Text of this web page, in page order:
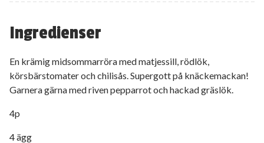
Ingredienser
En krämig midsommarröra med matjessill, rödlök,
körsbärstomater och chilisås. Supergott på knäckemackan!
Garnera gärna med riven pepparrot och hackad gräslök.
4p
4 ägg